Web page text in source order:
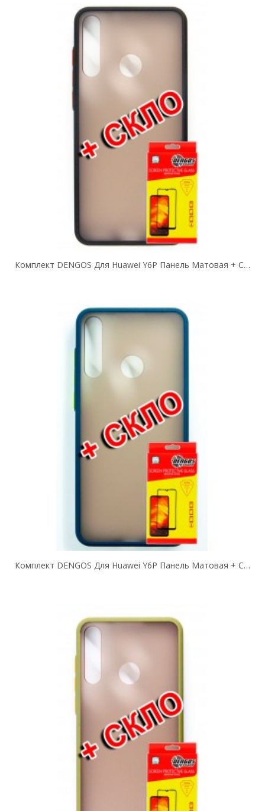
Комплект DENGOS Для Huawei Y6P Панель Матовая + Стекло Защитное (Black)...
Комплект DENGOS Для Huawei Y6P Панель Матовая + Стекло Защитное (Blue)...